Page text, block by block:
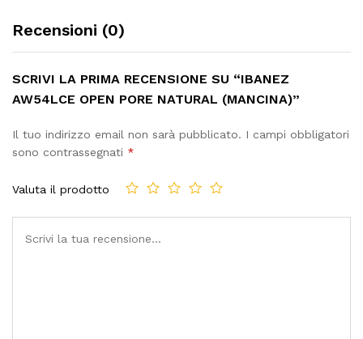
Recensioni (0)
SCRIVI LA PRIMA RECENSIONE SU “IBANEZ
AW54LCE OPEN PORE NATURAL (MANCINA)”
Il tuo indirizzo email non sarà pubblicato. I campi obbligatori
sono contrassegnati *
Valuta il prodotto